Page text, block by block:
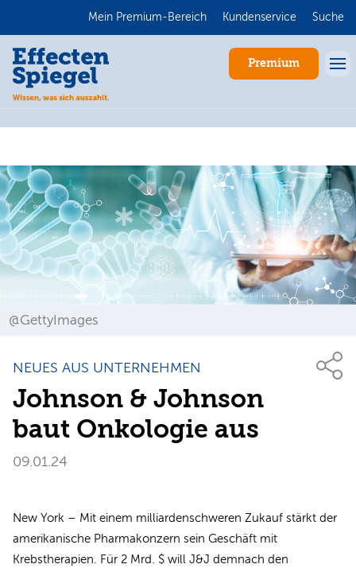
Mein Premium-Bereich Kundenservice Suche
Premium
@GettyImages
NEUES AUS UNTERNEHMEN
Johnson & Johnson
baut Onkologie aus
09.01.24
New York – Mit einem milliardenschweren Zukauf stärkt der
amerikanische Pharmakonzern sein Geschäft mit
Krebstherapien. Für 2 Mrd. $ will J&J demnach den
Anmelden